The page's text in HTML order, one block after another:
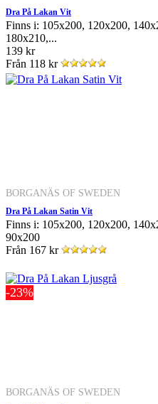
Dra På Lakan Vit
Finns i: 105x200, 120x200,
180x210,...
139 kr
Från 118 kr
BORGANÄS OF SWEDEN
Dra På Lakan Satin Vit
Finns i: 105x200, 120x200,
90x200
Från 167 kr
-23%
BORGANÄS OF SWEDEN